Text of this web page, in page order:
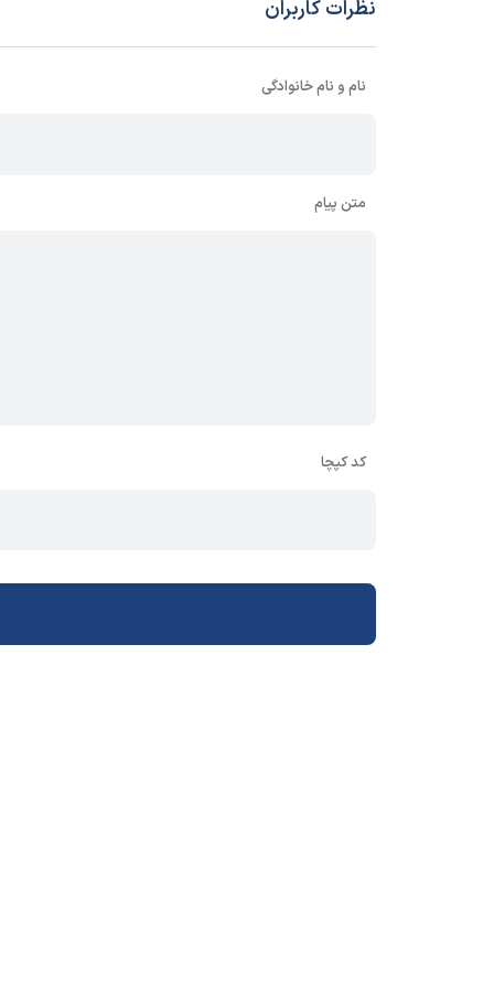
نظرات کاربران
نام و نام خانوادگی
متن پیام
کد کپچا